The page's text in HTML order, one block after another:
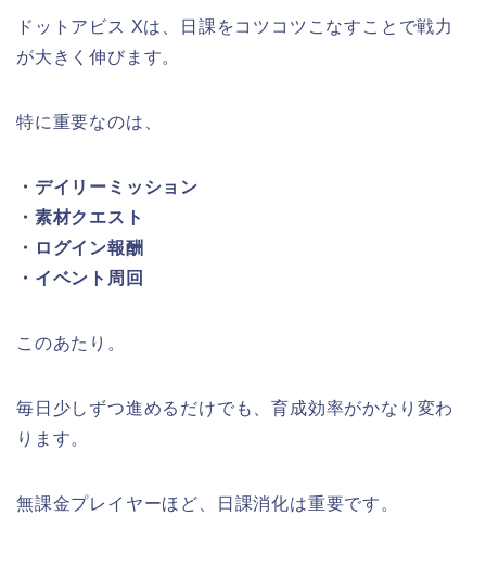
ドットアビス Xは、日課をコツコツこなすことで戦力
が大きく伸びます。
特に重要なのは、
・デイリーミッション
・素材クエスト
・ログイン報酬
・イベント周回
このあたり。
毎日少しずつ進めるだけでも、育成効率がかなり変わ
ります。
無課金プレイヤーほど、日課消化は重要です。